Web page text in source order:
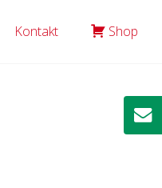
Kontakt Shop